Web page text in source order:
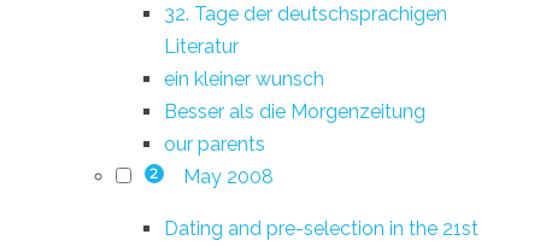
32. Tage der deutschsprachigen
Literatur
ein kleiner wunsch
Besser als die Morgenzeitung
our parents
2 May 2008
Dating and pre-selection in the 21st